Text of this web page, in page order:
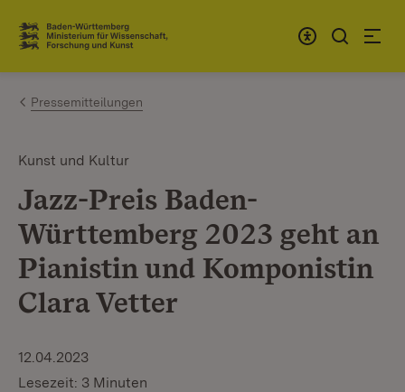
Zum Inhalt springen
Link zur Startseite
Pressemitteilungen
Kunst und Kultur
Jazz-Preis Baden-
Württemberg 2023 geht an
Pianistin und Komponistin
Clara Vetter
12.04.2023
Lesezeit: 3 Minuten